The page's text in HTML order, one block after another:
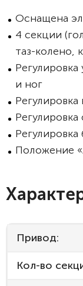
Оснащена
4 секции
таз-колено,
Регулировка
и ног
Положение
Привод:
Кол-во